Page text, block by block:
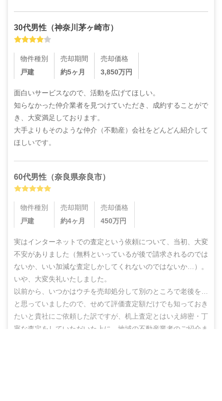
30代男性 （神奈川茅ヶ崎市）
物件種別
戸建
売却期間
約5ヶ月
売却価格
3,850万円
面白いサービスなので、活動を広げてほしい。
知らなかった仲介業者を見つけていただき、成約することがで
き、大変満足しております。
大手よりもそのような仲介（不動産）会社をどんどん紹介して
ほしいです。
60代男性 （奈良県奈良市）
物件種別
戸建
売却期間
約4ヶ月
売却価格
450万円
実はインターネットでの査定という依頼について、当初、大変
不安がありました（無料といっているが後で請求されるのでは
ないか、いい加減な査定しかしてくれないのではないか…）。
いや、大変失礼いたしました。
以前から、いつかはウチを売却処分して別のところで老後を…
と思っていましたので、せめて評価査定額だけでも知っておき
たいと貴社にご依頼した訳ですが、机上査定とはいえ綿密・丁
寧な査定をしていただいた上に、地域の不動産業者のご紹介ま